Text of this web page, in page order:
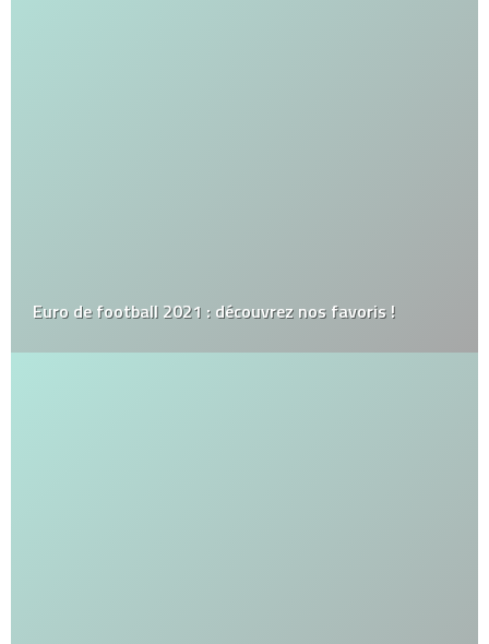
Euro de football 2021 : découvrez nos favoris !